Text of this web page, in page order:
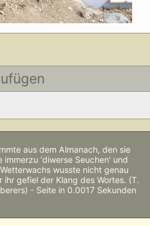
aus dem Almanach, den sie
immerzu 'diwerse Seuchen' und
wusste nicht genau
gefiel der Klang des Wortes. (T.
- Seite in 0.0017 Sekunden